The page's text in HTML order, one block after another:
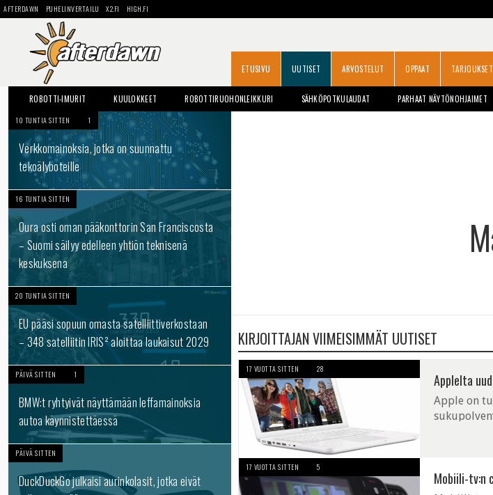
AFTERDAWN PUHELINVERTAILU X2.FI HIGH.FI
ETUSIVU UUTISET ARVOSTELUT OPPAAT TARJOUKSET
ROBOTTI-IMURIT KUULOKKEET ROBOTTIRUOHONLEIKKURI SÄHKÖPOTKULAUDAT PARHAAT NÄYTÖNOHJAIMET
10 TUNTIA SITTEN 1
Verkkomainoksia, jotka on suunnattu
tekoälyboteille
16 TUNTIA SITTEN
Oura osti oman pääkonttorin San Franciscosta
– Suomi säilyy edelleen yhtiön teknisenä
keskuksena
20 TUNTIA SITTEN
EU pääsi sopuun omasta satelliittiverkostaan
– 348 satelliitin IRIS² aloittaa laukaisut 2029
PÄIVÄ SITTEN 1
BMW:t ryhtyivät näyttämään leffamainoksia
autoa käynnistettäessä
PÄIVÄ SITTEN
DuckDuckGo julkaisi aurinkolasit, jotka eivät
KIRJOITTAJAN VIIMEISIMMÄT UUTISET
17 VUOTTA SITTEN 28
Applelta
Apple on
17 VUOTTA SITTEN 5
Mobiili-tv:n